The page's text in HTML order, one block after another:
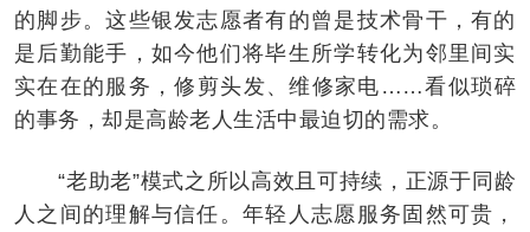
的脚步。这些银发志愿者有的曾是技术骨干，有的
是后勤能手，如今他们将毕生所学转化为邻里间实
实在在的服务，修剪头发、维修家电……看似琐碎
的事务，却是高龄老人生活中最迫切的需求。
“老助老”模式之所以高效且可持续，正源于同龄
人之间的理解与信任。年轻人志愿服务固然可贵，